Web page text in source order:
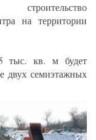
на территории
тыс. кв. м будет
двух семиэтажных